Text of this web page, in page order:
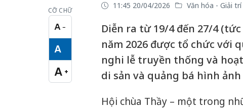
CỠ CHỮ
A −
Cỡ chữ nhỏ
A
Cỡ chữ vừa
A +
Cỡ chữ lớn
11:45 20/04/2026 Văn hóa - Giải trí
Diễn ra từ 19/4 đến 27/4
năm 2026 được tổ chức với
nghi lễ truyền thống và
di sản và quảng bá hình ảnh
Hội chùa Thầy – một trong